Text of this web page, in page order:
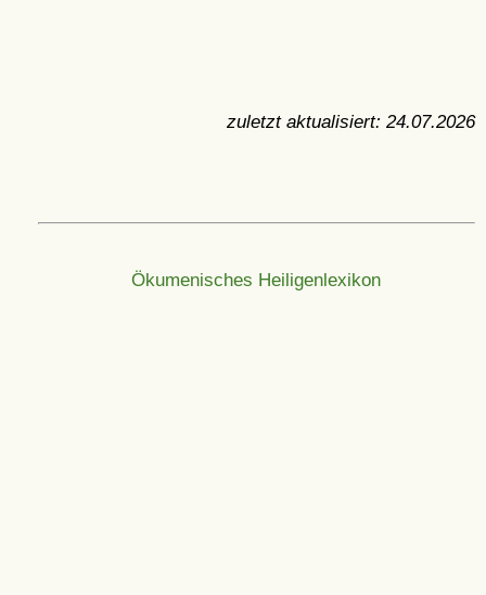
zuletzt aktualisiert: 24.07.2026
Ökumenisches Heiligenlexikon